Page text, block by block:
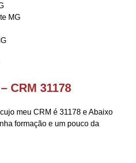
MG
CRM 31178
meu CRM é 31178 e Abaixo
formação e um pouco da